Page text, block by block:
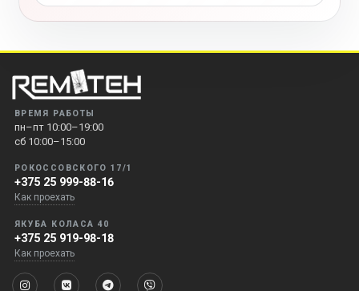
ВРЕМЯ РАБОТЫ
пн–пт 10:00–19:00
сб 10:00–15:00
РОКОССОВСКОГО 17/1
+375 25 999-88-16
Как проехать
ЯКУБА КОЛАСА 40
+375 25 919-98-18
Как проехать